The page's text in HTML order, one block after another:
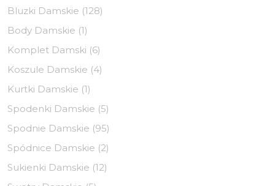
Bluzki Damskie (128)
Body Damskie (1)
Komplet Damski (6)
Koszule Damskie (4)
Kurtki Damskie (1)
Spodenki Damskie (5)
Spodnie Damskie (95)
Spódnice Damskie (2)
Sukienki Damskie (12)